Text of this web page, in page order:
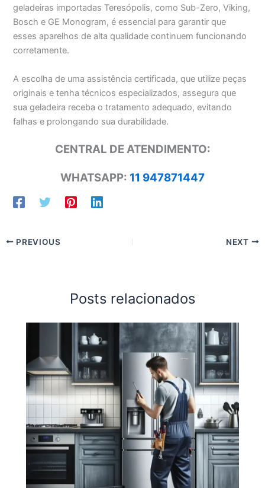
geladeiras importadas Teresópolis, como Sub-Zero, Viking,
Bosch e GE Monogram, é essencial para garantir que
esses aparelhos de alta qualidade continuem funcionando
corretamente.
A escolha de uma assistência certificada, que utilize peças
originais e tenha técnicos especializados, assegura que
sua geladeira receba o tratamento adequado, evitando
falhas e prolongando sua durabilidade.
CENTRAL DE ATENDIMENTO:
WHATSAPP: 11 947871447
PREVIOUS NEXT
Posts relacionados